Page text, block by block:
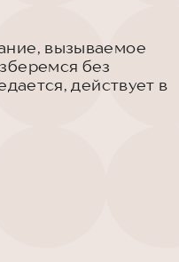
вызываемое
без
действует в